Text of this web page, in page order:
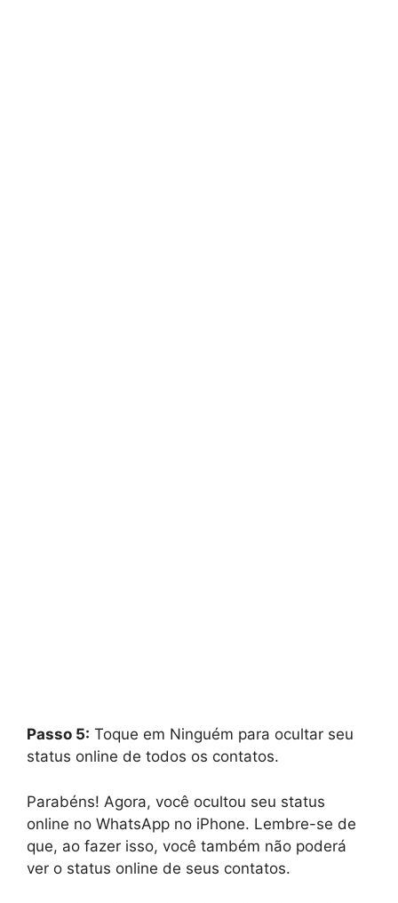
Passo 5: Toque em Ninguém para ocultar seu
status online de todos os contatos.
Parabéns! Agora, você ocultou seu status
online no WhatsApp no iPhone. Lembre-se de
que, ao fazer isso, você também não poderá
ver o status online de seus contatos.